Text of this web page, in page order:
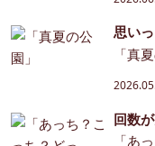
思い
「真
回数
「あ